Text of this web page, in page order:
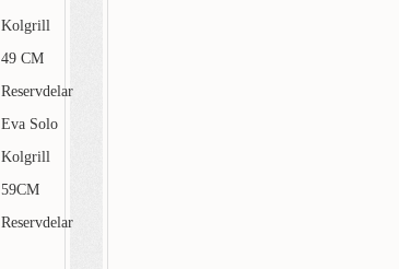
Kolgrill
49 CM
Reservdelar
Eva Solo
Kolgrill
59CM
Reservdelar